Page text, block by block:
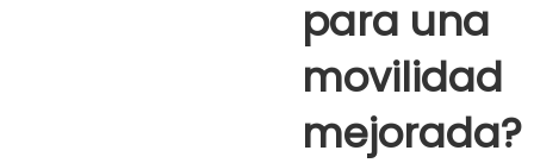
para una
movilidad
mejorada?